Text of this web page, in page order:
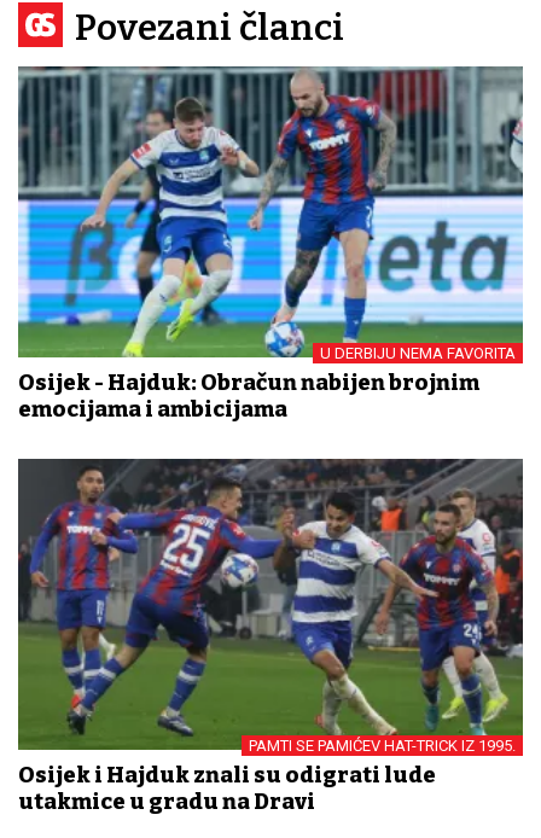
Povezani članci
U DERBIJU NEMA FAVORITA
Osijek - Hajduk: Obračun nabijen brojnim
emocijama i ambicijama
PAMTI SE PAMIĆEV HAT-TRICK IZ 1995.
Osijek i Hajduk znali su odigrati lude
utakmice u gradu na Dravi